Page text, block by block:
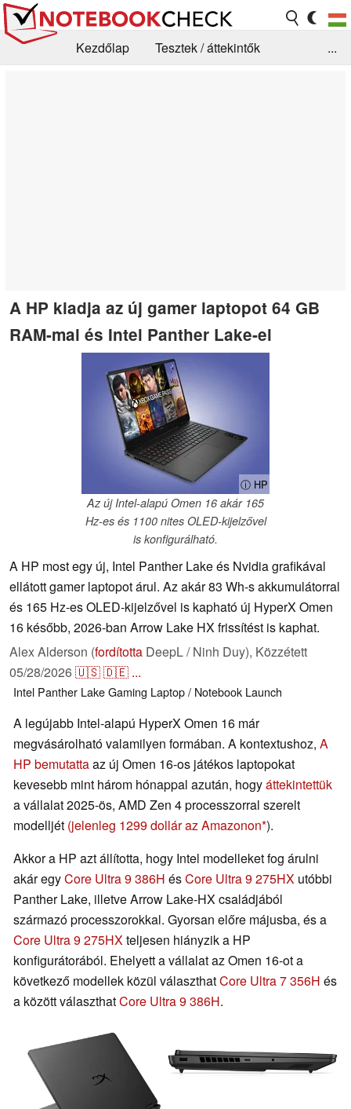
Kezdőlap
Tesztek / áttekintők
...
A HP kiadja az új gamer laptopot 64 GB
RAM-mal és Intel Panther Lake-el
ⓘ HP
Az új Intel-alapú Omen 16 akár 165
Hz-es és 1100 nites OLED-kijelzővel
is konfigurálható.
A HP most egy új, Intel Panther Lake és Nvidia grafikával
ellátott gamer laptopot árul. Az akár 83 Wh-s akkumulátorral
és 165 Hz-es OLED-kijelzővel is kapható új HyperX Omen
16 később, 2026-ban Arrow Lake HX frissítést is kaphat.
Alex Alderson (fordította DeepL / Ninh Duy), Közzétett
05/28/2026🇺🇸🇩🇪 ...
Intel Panther LakeGaming Laptop / Notebook Launch
A legújabb Intel-alapú HyperX Omen 16 már
megvásárolható valamilyen formában. A kontextushoz, A
HP bemutattaaz új Omen 16-os játékos laptopokat
kevesebb mint három hónappal azután, hogyáttekintettük
a vállalat 2025-ös, AMD Zen 4 processzorral szerelt
modelljét (jelenleg 1299 dollár az Amazonon ).
Akkor a HP azt állította, hogy Intel modelleket fog árulni
akár egyCore Ultra 9 386H ésCore Ultra 9 275HX utóbbi
Panther Lake, illetve Arrow Lake-HX családjából
származó processzorokkal. Gyorsan előre májusba, és a
Core Ultra 9 275HXteljesen hiányzik a HP
konfigurátorából. Ehelyett a vállalat az Omen 16-ot a
következő modellek közül választhatCore Ultra 7 356H és
a között választhatCore Ultra 9 386H.